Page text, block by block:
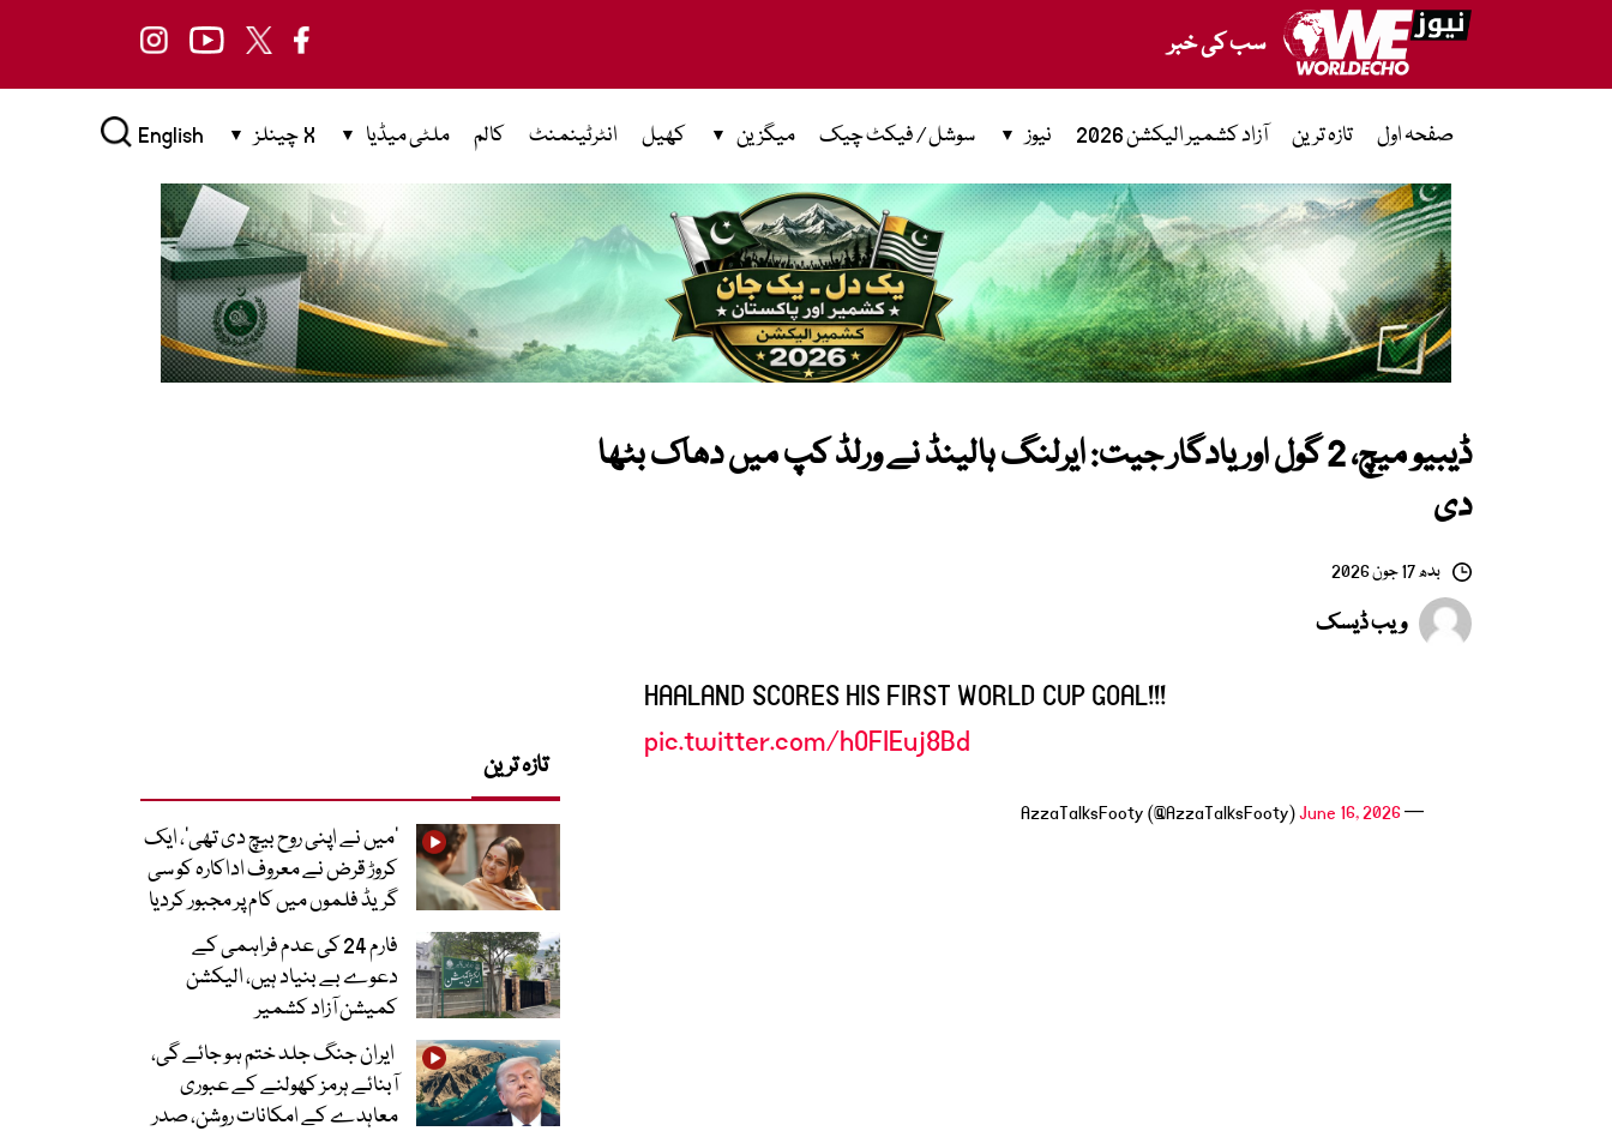
سب کی خبر
صفحہ اول تازہ ترین آزاد کشمیر الیکشن 2026 نیوز سوشل / فیکٹ چیک میگزین کھیل انٹرٹینمنٹ کالم ملٹی میڈیا X چینلز English
ڈیبیو میچ، 2 گول اور یادگار جیت: ایرلنگ ہالینڈ نے ورلڈ کپ میں دھاک بٹھا
دی
بدھ 17 جون 2026
ویب ڈیسک
HAALAND SCORES HIS FIRST WORLD CUP GOAL!!!
pic.twitter.com/hOFIEuj8Bd
— AzzaTalksFooty (@AzzaTalksFooty)
June 16, 2026
تازہ ترین
’میں نے اپنی روح بیچ دی تھی‘، ایک
کروڑ قرض نے معروف اداکارہ کو سی
گریڈ فلموں میں کام پر مجبور کردیا
فارم 24 کی عدم فراہمی کے
دعوے بے بنیاد ہیں، الیکشن
کمیشن آزاد کشمیر
ایران جنگ جلد ختم ہو جائے گی،
آبنائے ہرمز کھولنے کے عبوری
معاہدے کے امکانات روشن، صدر